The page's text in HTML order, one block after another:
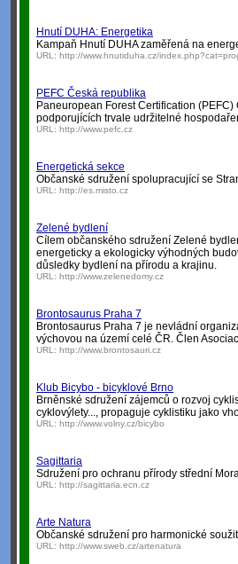
Hnutí DUHA: Energetika
Kampaň Hnutí DUHA zaměřená na
URL: http://www.hnutiduha.cz/
PEFC Česká republika
Paneuropean Forest Certification
podporujících trvale udržitelné
URL: http://www.pefc.cz
Energetická sekce
Občanské sdružení spolupracující se
URL: http://es.misto.cz
Zelené bydlení
Cílem občanského sdružení Zelené
energeticky a ekologicky výhodných
důsledky bydlení na přírodu a krajinu.
URL: http://www.zelenedomy.cz
Brontosaurus Praha 7
Brontosaurus Praha 7 je nevládní
výchovou na území celé ČR. Člen
URL: http://www.brontosauri.cz
Klub Bicybo - bicyklové Brno
Brněnské sdružení zájemců o rozvoj
cyklovýlety..., propaguje cyklistiku jako
URL: http://www.volny.cz/bicybo
Sagittaria
Sdružení pro ochranu přírody střední
URL: http://sagittaria.ecn.cz
Arte Natura
Občanské sdružení pro harmonické
URL: http://www.sweb.cz/artenatura